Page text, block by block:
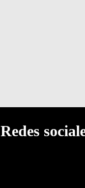
Redes